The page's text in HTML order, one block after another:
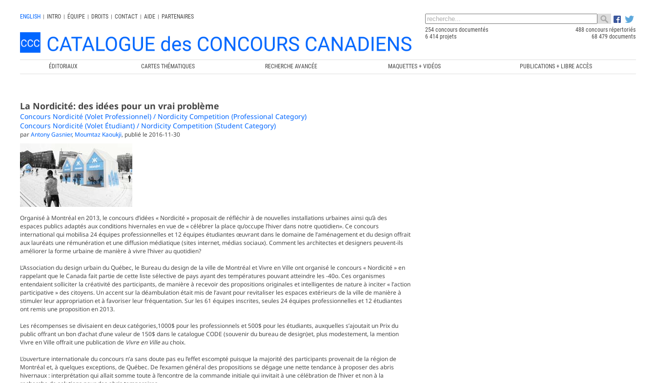
ENGLISH | INTRO | ÉQUIPE | DROITS | CONTACT | AIDE |
PARTENAIRES
254 concours documentés
488 concours répertoriés
6 414 projets
68 479 documents
ÉDITORIAUX CARTES THÉMATIQUES RECHERCHE AVANCÉE MAQUETTES + VIDÉOS PUBLICATIONS + LIBRE ACCÈS
La Nordicité: des idées pour un vrai problème
Concours Nordicité (Volet Professionnel) / Nordicity Competition (Professional Category)
Concours Nordicité (Volet Étudiant) / Nordicity Competition (Student Category)
parAntony Gasnier, Moumtaz Kaoukji, publié le 2016-11-30
Organisé à Montréal en 2013, le concours d’idées « Nordicité » proposait de réfléchir à de nouvelles installations urbaines ainsi qu’à des
espaces publics adaptés aux conditions hivernales en vue de « célébrer la place qu’occupe l’hiver dans notre quotidien». Ce concours
international qui mobilisa 24 équipes professionnelles et 12 équipes étudiantes œuvrant dans le domaine de l’aménagement et du design offrait
aux lauréats une rémunération et une diffusion médiatique (sites internet, médias sociaux). Comment les architectes et designers peuvent-ils
améliorer la forme urbaine de manière à vivre l’hiver au quotidien?
L’Association du design urbain du Québec, le Bureau du design de la ville de Montréal et Vivre en Ville ont organisé le concours « Nordicité » en
rappelant que le Canada fait partie de cette liste sélective de pays ayant des températures pouvant atteindre les -40o. Ces organismes
entendaient solliciter la créativité des participants, de manière à recevoir des propositions originales et intelligentes de nature à inciter « l’action
participative » des citoyens. Un accent sur la déambulation était mis de l’avant pour revitaliser les espaces extérieurs de la ville de manière à
stimuler leur appropriation et à favoriser leur fréquentation. Sur les 61 équipes inscrites, seules 24 équipes professionnelles et 12 étudiantes
ont remis une proposition en 2013.
Les récompenses se divisaient en deux catégories,1000$ pour les professionnels et 500$ pour les étudiants, auxquelles s’ajoutait un Prix du
public offrant un bon d’achat d’une valeur de 150$ dans le catalogue CODE (souvenir du bureau de design)et, plus modestement, la mention
Vivre en Ville offrait une publication de Vivre en Villeau choix.
L’ouverture internationale du concours n’a sans doute pas eu l’effet escompté puisque la majorité des participants provenait de la région de
Montréal et, à quelques exceptions, de Québec. De l’examen général des propositions se dégage une nette tendance à proposer des abris
hivernaux : interprétation qui allait somme toute à l’encontre de la commande initiale qui invitait à une célébration de l’hiver et non à la